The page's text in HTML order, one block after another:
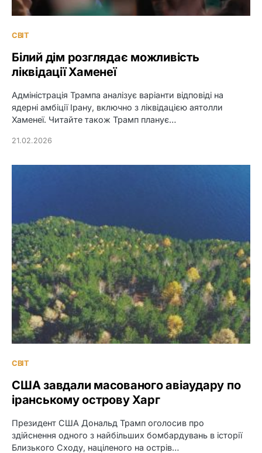
СВІТ
Білий дім розглядає можливість
ліквідації Хаменеї
Адміністрація Трампа аналізує варіанти відповіді на
ядерні амбіції Ірану, включно з ліквідацією аятолли
Хаменеї. Читайте також Трамп планує…
21.02.2026
СВІТ
США завдали масованого авіаудару по
іранському острову Харг
Президент США Дональд Трамп оголосив про
здійснення одного з найбільших бомбардувань в історії
Близького Сходу, націленого на острів…